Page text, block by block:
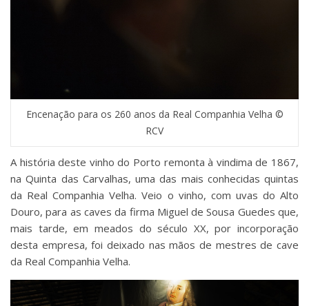
Encenação para os 260 anos da Real Companhia Velha ©
RCV
A história deste vinho do Porto remonta à vindima de 1867,
na Quinta das Carvalhas, uma das mais conhecidas quintas
da Real Companhia Velha. Veio o vinho, com uvas do Alto
Douro, para as caves da firma Miguel de Sousa Guedes que,
mais tarde, em meados do século XX, por incorporação
desta empresa, foi deixado nas mãos de mestres de cave
da Real Companhia Velha.